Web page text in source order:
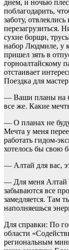
днем, и ночью
поблагодарить,
заботу,
перезагрузиться.
сухие борщи,
набор Людмиле, у
пришел зять в
горноалтайскому
отстаивает
Поездка для
— Ваши планы на
все же. Какие
— О планах не буду
Мечта у меня
работать гидом-
хотелось бы свою
— Алтай для вас,
— Для меня Алтай
забываются все
замедляется. Там
наполняешься
Для справки: По
области
региональным